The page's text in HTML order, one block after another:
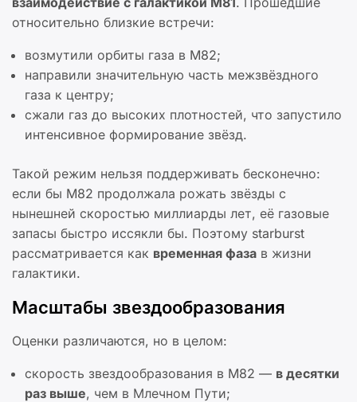
относительно близкие встречи:
возмутили орбиты газа в M82;
направили значительную часть межзвёздного
газа к центру;
сжали газ до высоких плотностей, что запустило
интенсивное формирование звёзд.
Такой режим нельзя поддерживать бесконечно:
если бы M82 продолжала рожать звёзды с
нынешней скоростью миллиарды лет, её газовые
запасы быстро иссякли бы. Поэтому starburst
рассматривается как временная фаза в жизни
галактики.
Масштабы звездообразования
Оценки различаются, но в целом:
скорость звездообразования в M82 — в десятки
раз выше, чем в Млечном Пути;